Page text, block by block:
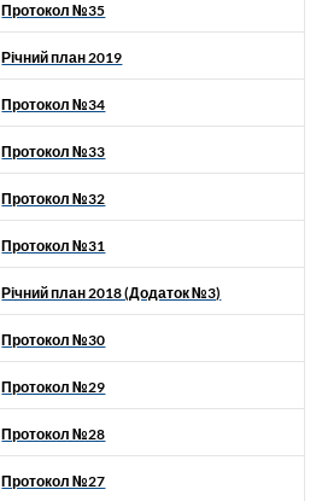
Протокол №35
Річний план 2019
Протокол №34
Протокол №33
Протокол №32
Протокол №31
Річний план 2018 (Додаток №3)
Протокол №30
Протокол №29
Протокол №28
Протокол №27